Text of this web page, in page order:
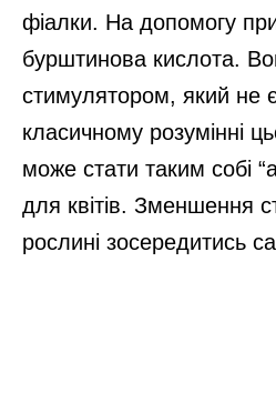
фіалки. На допомогу
бурштинова кислота.
стимулятором, який не
класичному розумінні
може стати таким собі
для квітів. Зменшення
рослині зосередитись